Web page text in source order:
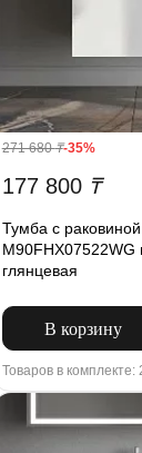
271 680₸-35%
177 800 ₸
Тумба с
M90FHX07522WG
глянцевая
В корзину
Товаров в комплекте: